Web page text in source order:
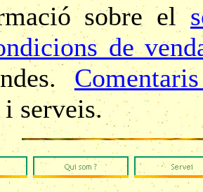
sobre el
de
serveis.